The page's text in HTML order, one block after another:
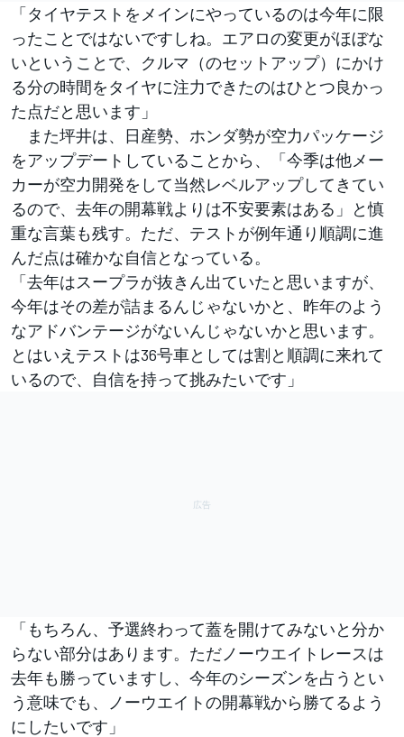
「タイヤテストをメインにやっているのは今年に限
ったことではないですしね。エアロの変更がほぼな
いということで、クルマ（のセットアップ）にかけ
る分の時間をタイヤに注力できたのはひとつ良かっ
た点だと思います」
また坪井は、日産勢、ホンダ勢が空力パッケージ
をアップデートしていることから、「今季は他メー
カーが空力開発をして当然レベルアップしてきてい
るので、去年の開幕戦よりは不安要素はある」と慎
重な言葉も残す。ただ、テストが例年通り順調に進
んだ点は確かな自信となっている。
「去年はスープラが抜きん出ていたと思いますが、
今年はその差が詰まるんじゃないかと、昨年のよう
なアドバンテージがないんじゃないかと思います。
とはいえテストは36号車としては割と順調に来れて
いるので、自信を持って挑みたいです」
「もちろん、予選終わって蓋を開けてみないと分か
らない部分はあります。ただノーウエイトレースは
去年も勝っていますし、今年のシーズンを占うとい
う意味でも、ノーウエイトの開幕戦から勝てるよう
にしたいです」